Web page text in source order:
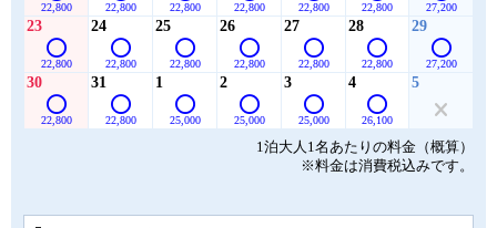
22,800 22,800 22,800 22,800 22,800 22,800 27,200
23
22,800
24
22,800
25
22,800
26
22,800
27
22,800
28
22,800
29
27,200
30
22,800
31
22,800
1
25,000
2
25,000
3
25,000
4
26,100
5
1泊大人1名あたりの料金（概算）
※料金は消費税込みです。